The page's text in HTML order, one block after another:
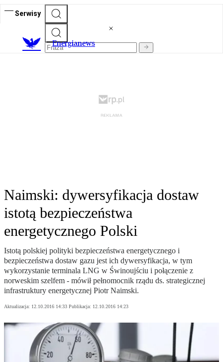
Serwisy
Energianews
Naimski: dywersyfikacja dostaw
istotą bezpieczeństwa
energetycznego Polski
Istotą polskiej polityki bezpieczeństwa energetycznego i
bezpieczeństwa dostaw gazu jest ich dywersyfikacja, w tym
wykorzystanie terminala LNG w Świnoujściu i połączenie z
norweskim szelfem - mówił pełnomocnik rządu ds. strategicznej
infrastruktury energetycznej Piotr Naimski.
Aktualizacja: 12.10.2016 14:33 Publikacja: 12.10.2016 14:23